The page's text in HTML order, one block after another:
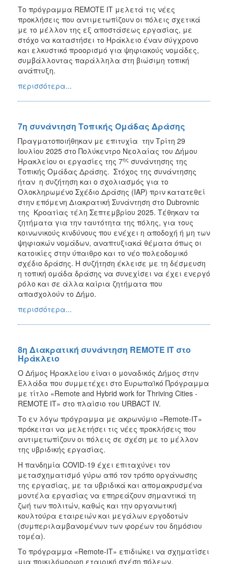
Το πρόγραμμα REMOTE IT μελετά τις νέες
προκλήσεις που αντιμετωπίζουν οι πόλεις σχετικά
με το μέλλον της εξ αποστάσεως εργασίας, με
στόχο να καταστήσει το Ηράκλειο έναν σύγχρονο
και ελκυστικό προορισμό για ψηφιακούς νομάδες,
συμβάλλοντας παράλληλα στη βιώσιμη τοπική
ανάπτυξη.
περισσότερα...
7η συνάντηση Τοπικής Ομάδας Δράσης
Πραγματοποιήθηκαν με επιτυχία την Τρίτη 29
Ιουλίου 2025 στο Πολύκεντρο Νεολαίας του Δήμου
Ηρακλείου οι εργασίες της 7ης συνάντησης της
Τοπικής Ομάδας Δράσης. Στόχος της συνάντησης
ήταν η συζήτηση και ο σχολιασμός για το
Ολοκληρωμένο Σχέδιο Δράσης (IAP) πριν κατατεθεί
στην επόμενη Διακρατική Συνάντηση στο Dubrovnic
της Κροατίας τέλη Σεπτεμβρίου 2025. Τέθηκαν τα
ζητήματα για την ταυτότητα της πόλης, για τους
κοινωνικούς κινδύνους που ενέχει η αποδοχή ή μη των
ψηφιακών νομάδων, αναπτυξιακά θέματα όπως οι
κατοικίες στην ύπαιθρο και το νέο πολεοδομικό
σχέδιο δράσης. Η συζήτηση έκλεισε με τη δέσμευση
η τοπική ομάδα δράσης να συνεχίσει να έχει ενεργό
ρόλο και σε άλλα καίρια ζητήματα που
απασχολούν το Δήμο.
περισσότερα...
8η Διακρατική συνάντηση REMOTE IT στο
Ηράκλειο
Ο Δήμος Ηρακλείου είναι ο μοναδικός Δήμος στην
Ελλάδα που συμμετέχει στο Ευρωπαϊκό Πρόγραμμα
με τίτλο «Remote and Hybrid work for Thriving Cities -
REMOTE IT» στο πλαίσιο του URBACT IV.
Το εν λόγω πρόγραμμα με ακρωνύμιο «Remote-IT»
πρόκειται να μελετήσει τις νέες προκλήσεις που
αντιμετωπίζουν οι πόλεις σε σχέση με το μέλλον
της υβριδικής εργασίας.
Η πανδημία COVID-19 έχει επιταχύνει τον
μετασχηματισμό γύρω από τον τρόπο οργάνωσης
της εργασίας, με τα υβριδικά και απομακρυσμένα
μοντέλα εργασίας να επηρεάζουν σημαντικά τη
ζωή των πολιτών, καθώς και την οργανωτική
κουλτούρα εταιρειών και μεγάλων εργοδοτών
(συμπεριλαμβανομένων των φορέων του δημόσιου
τομέα).
Το πρόγραμμα «Remote-IT» επιδιώκει να σχηματίσει
μια ποικιλόμορφη εταιρική σχέση πόλεων,